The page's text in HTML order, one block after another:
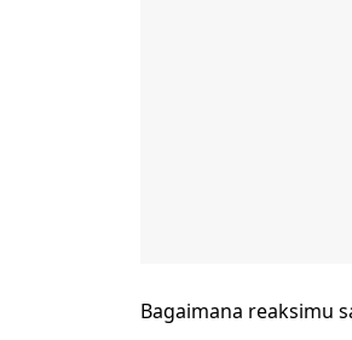
Bagaimana reaksimu